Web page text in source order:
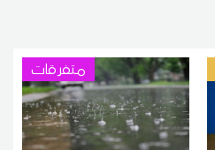
متفرقات